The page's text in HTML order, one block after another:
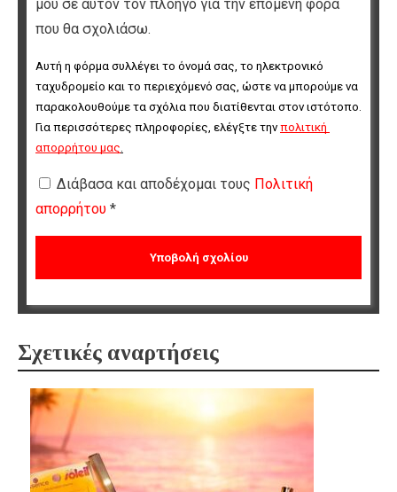
μου σε αυτόν τον πλοηγό για την επόμενη φορά
που θα σχολιάσω.
Αυτή η φόρμα συλλέγει το όνομά σας, το ηλεκτρονικό
ταχυδρομείο και το περιεχόμενό σας, ώστε να μπορούμε να
παρακολουθούμε τα σχόλια που διατίθενται στον ιστότοπο.
Για περισσότερες πληροφορίες, ελέγξτε την πολιτική
απορρήτου μας
Διάβασα και αποδέχομαι τους Πολιτική
απορρήτου *
Σχετικές αναρτήσεις